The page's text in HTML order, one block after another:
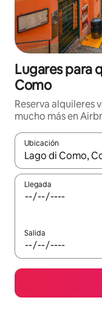
Lugares para
Como
Reserva alquileres
mucho más en
Ubicación
Cuando los
Llegada
Salida